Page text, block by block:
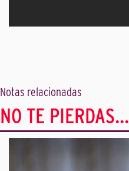
Notas relacionadas
NO TE PIERDAS...